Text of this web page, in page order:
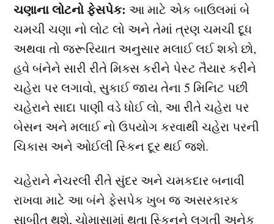
ચણાના લોટનો ફેસપેક: આ માટે એક બાઉલમાં બે
ચમચી ચણા નો લોટ લો અને તેમાં ત્રણ ચમચી દૂધ
અથવા તો જરૂરિયાત અનુસાર મલાઈ લઈ શકો છો,
હવે બંનેને સારી રીતે મિક્સ કરીને પેસ્ટ તૈયાર કરીને
ચહેરા પર લગાવો, સુકાઈ જાય તેના 5 મિનિટ પછી
ચહેરાને સાદા પાણી વડે ધોઈ લો, આ રીતે ચહેરા પર
બેસન અને મલાઈ નો ઉપયોગ કરવાથી ચહેરા પરની
ચિકાસ અને ઓઈલી સ્કિન દૂર થઈ જશે.
ચહેરાને નેચરલી રીતે સુંદર અને ચમકદાર બનાવી
રાખવા માટે આ બંને ફેસપેક ખુબ જ અસરકારક
સાબીત થશે, ચોમાસામાં થતા સ્કિનને લગતી અનેક